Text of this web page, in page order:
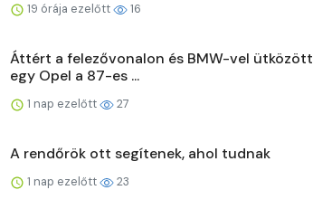
19 órája ezelőtt 16
Áttért a felezővonalon és BMW-vel ütközött
egy Opel a 87-es ...
1 nap ezelőtt 27
A rendőrök ott segítenek, ahol tudnak
1 nap ezelőtt 23